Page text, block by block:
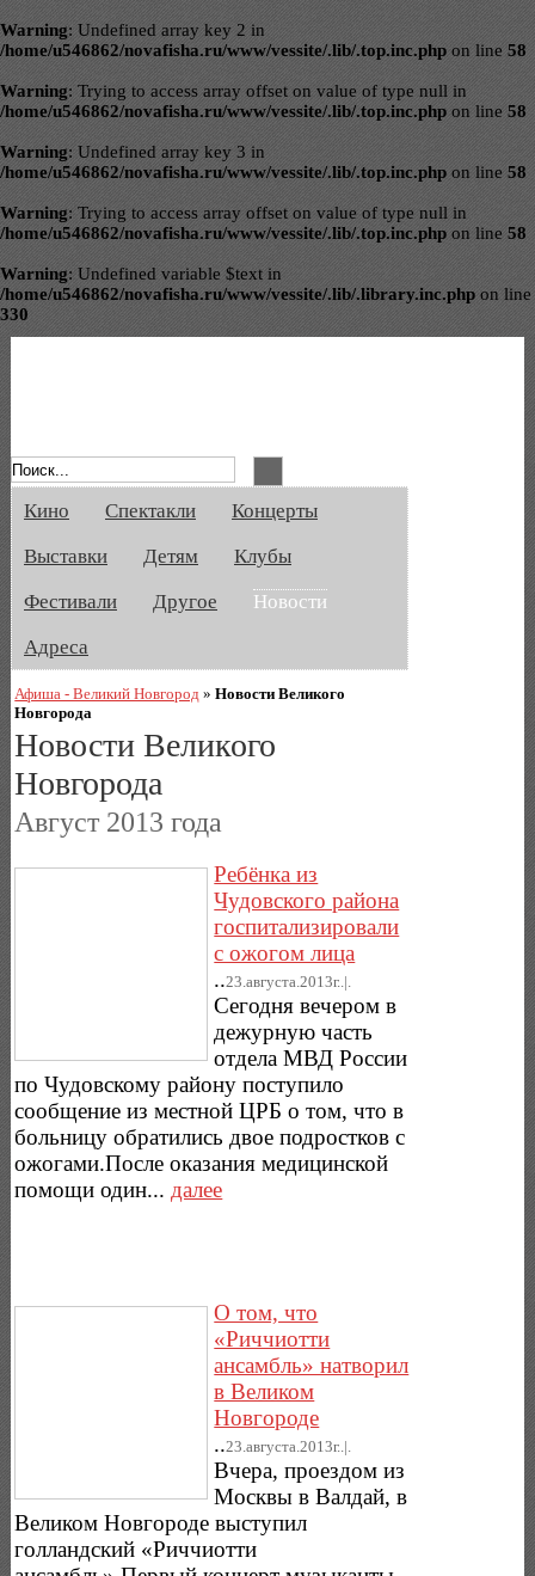
Warning: Undefined array key 2 in
/home/u546862/novafisha.ru/www/vessite/.lib/.top.inc.php on line 58
Warning: Trying to access array offset on value of type null in
/home/u546862/novafisha.ru/www/vessite/.lib/.top.inc.php on line 58
Warning: Undefined array key 3 in
/home/u546862/novafisha.ru/www/vessite/.lib/.top.inc.php on line 58
Warning: Trying to access array offset on value of type null in
/home/u546862/novafisha.ru/www/vessite/.lib/.top.inc.php on line 58
Warning: Undefined variable $text in
/home/u546862/novafisha.ru/www/vessite/.lib/.library.inc.php on line
330
Кино Спектакли
Концерты
Выставки
Детям
Клубы
Фестивали
Другое
Новости
Адреса
Афиша - Великий Новгород »Новости Великого
Новгорода
Новости Великого
Новгорода
Август 2013 года
Ребёнка из
Чудовского района
госпитализировали
с ожогом лица
..23.августа.2013г..|.
Сегодня вечером в
дежурную часть
отдела МВД России
по Чудовскому району поступило
сообщение из местной ЦРБ о том, что в
больницу обратились двое подростков с
ожогами.После оказания медицинской
помощи один... далее
О том, что
«Риччиотти
ансамбль» натворил
в Великом
Новгороде
..23.августа.2013г..|.
Вчера, проездом из
Москвы в Валдай, в
Великом Новгороде выступил
голландский «Риччиотти